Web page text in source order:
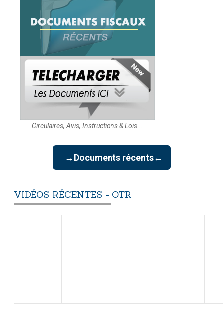
Circulaires, Avis, Instructions & Lois...
→Documents récents←
VIDÉOS RÉCENTES - OTR